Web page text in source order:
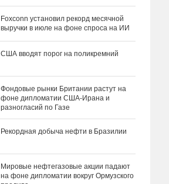
Foxconn установил рекорд месячной
выручки в июле на фоне спроса на ИИ
США вводят порог на поликремний
Фондовые рынки Британии растут на
фоне дипломатии США‑Ирана и
разногласий по Газе
Рекордная добыча нефти в Бразилии
Мировые нефтегазовые акции падают
на фоне дипломатии вокруг Ормузского